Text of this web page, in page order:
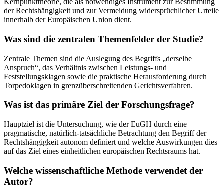
Kernpunkttheorie, die als notwendiges Instrument zur Bestimmung
der Rechtshängigkeit und zur Vermeidung widersprüchlicher Urteile
innerhalb der Europäischen Union dient.
Was sind die zentralen Themenfelder der Studie?
Zentrale Themen sind die Auslegung des Begriffs „derselbe
Anspruch“, das Verhältnis zwischen Leistungs- und
Feststellungsklagen sowie die praktische Herausforderung durch
Torpedoklagen in grenzüberschreitenden Gerichtsverfahren.
Was ist das primäre Ziel der Forschungsfrage?
Hauptziel ist die Untersuchung, wie der EuGH durch eine
pragmatische, natürlich-tatsächliche Betrachtung den Begriff der
Rechtshängigkeit autonom definiert und welche Auswirkungen dies
auf das Ziel eines einheitlichen europäischen Rechtsraums hat.
Welche wissenschaftliche Methode verwendet der
Autor?